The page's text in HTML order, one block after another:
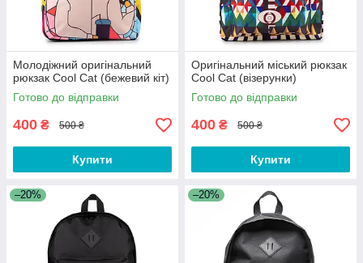
Молодіжний оригінальний
рюкзак Cool Cat (бежевий кіт)
Готово до відправки
400 ₴ 500 ₴
Купити
Оригінальний міський рюкзак
Cool Cat (візерунки)
Готово до відправки
400 ₴ 500 ₴
Купити
–20% –20%